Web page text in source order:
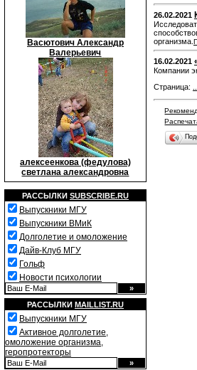
Васютович Александр
Валерьевич
алексеенкова (федулова)
светлана александровна
РАССЫЛКИ SUBSCRIBE.RU
Выпускники МГУ
Выпускники ВМиК
Долголетие и омоложение
Дайв-Клуб МГУ
Гольф
Новости психологии
РАССЫЛКИ MAILLIST.RU
Выпускники МГУ
Активное долголетие,
омоложение организма,
геропротекторы
26.02.2021
организма.
16.02.2021
Компании
Страница: